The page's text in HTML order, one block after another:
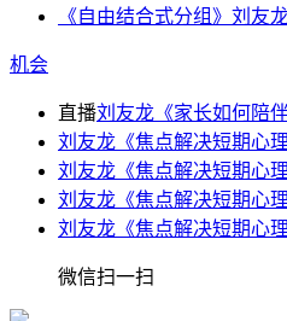
《自由结合式分组》刘友
机会
直播刘友龙《家长如何陪
刘友龙《焦点解决短期心
刘友龙《焦点解决短期心
刘友龙《焦点解决短期心
刘友龙《焦点解决短期心
微信扫一扫